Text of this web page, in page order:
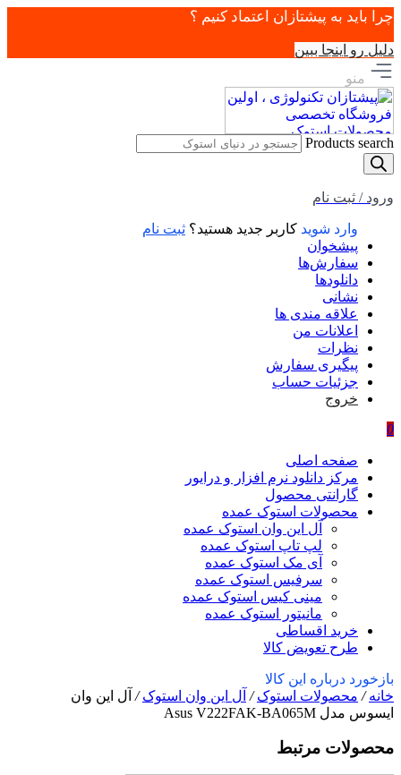
چرا باید به پیشتازان اعتماد کنیم ؟
دلیل رو اینجا ببین
منو
Products search
ورود / ثبت نام
وارد شوید کاربر جدید هستید؟ ثبت نام
پیشخوان
سفارش‌ها
دانلودها
نشانی
علاقه مندی ها
اعلانات من
نظرات
پیگیری سفارش
جزئیات حساب
خروج
0
صفحه اصلی
مرکز دانلود نرم افزار و درایور
گارانتی محصول
محصولات استوک عمده
آل این وان استوک عمده
لپ تاپ استوک عمده
آی مک استوک عمده
سرفیس استوک عمده
مینی کیس استوک عمده
مانیتور استوک عمده
خرید اقساطی
طرح تعویض کالا
بازخورد درباره این کالا
خانه/ محصولات استوک/ آل این وان استوک/ آل این وان
ایسوس مدل Asus V222FAK-BA065M
محصولات مرتبط